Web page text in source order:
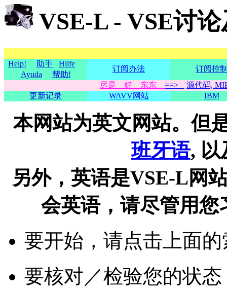
VSE-L - VSE讨
Help! 助手
Hilfe
Ayuda
帮助!
订阅办法
订阅控
尽是 好 东东 ==>
源代码,
更新记录
WAVV网站 IBM
本网站为英文网站。但
班牙语,
另外，英语是VSE-L网
会英语，请尽管用
要开始，请点击上面
要核对／检验您的状